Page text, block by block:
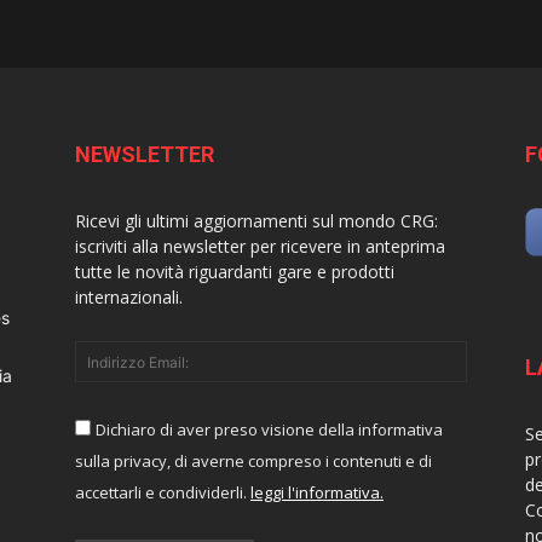
NEWSLETTER
Ricevi gli ultimi aggiornamenti sul mondo CRG:
iscriviti alla newsletter per ricevere in anteprima
tutte le novità riguardanti gare e prodotti
internazionali.
Dichiaro di aver preso visione della informativa
sulla privacy, di averne compreso i contenuti e di
accettarli e condividerli. leggi l'informativa.